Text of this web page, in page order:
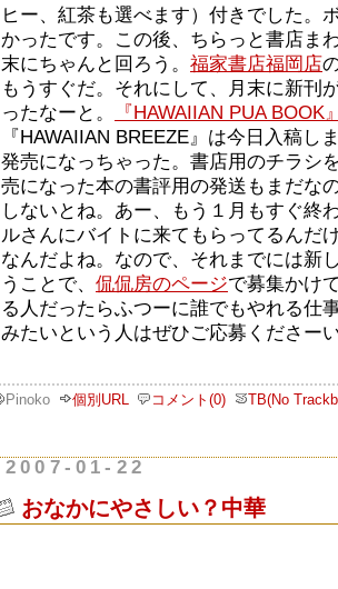
ヒー、紅茶も選べます）付きでした。
かったです。この後、ちらっと書店ま
末にちゃんと回ろう。 福家書店福岡店
もうすぐだ。それにして、月末に新刊
ったなーと。
『HAWAIIAN PUA BOOK
『HAWAIIAN BREEZE』は今日入稿し
発売になっちゃった。書店用のチラシ
売になった本の書評用の発送もまだな
しないとね。あー、もう１月もすぐ終
ルさんにバイトに来てもらってるんだ
なんだよね。なので、それまでには新
うことで、 侃侃房のページで募集かけ
る人だったらふつーに誰でもやれる仕
みたいという人はぜひご応募くださー
Pinoko 個別URL コメント(0) TB(No
2007-01-22
おなかにやさしい？中華